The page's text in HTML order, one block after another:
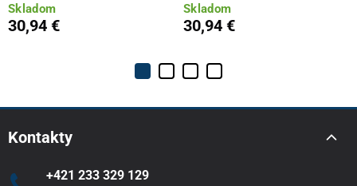
Skladom
30,94 €
Skladom
30,94 €
Kontakty
+421 233 329 129